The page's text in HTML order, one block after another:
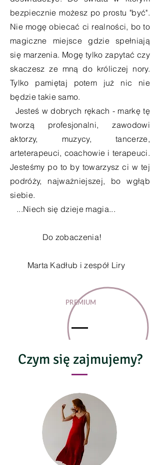
bezpiecznie możesz po prostu "być".
Nie mogę obiecać ci realności, bo to
magiczne miejsce gdzie spełniają
się marzenia. Mogę tylko zapytać czy
skaczesz ze mną do króliczej nory.
Tylko pamiętaj potem już nic nie
będzie takie samo.
Jesteś w dobrych rękach - markę tę
tworzą profesjonalni, zawodowi
aktorzy, muzycy, tancerze,
arteterapeuci, coachowie i terapeuci.
Jesteśmy po to by towarzysz ci w tej
podróży, najważniejszej, bo wgłąb
siebie.
...Niech się dzieje magia...
Do zobaczenia!
Marta Kadłub i zespół Liry
PREMIUM
Czym się zajmujemy?